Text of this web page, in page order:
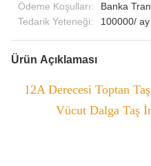
Ödeme Koşulları:
Banka
Tedarik Yeteneği:
100000/ ay
Ürün Açıklaması
12A Derecesi Toptan
Vücut Dalga Taş